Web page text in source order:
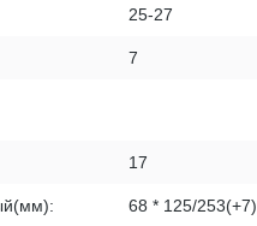
25-27
7
17
68 * 125/253(+7)